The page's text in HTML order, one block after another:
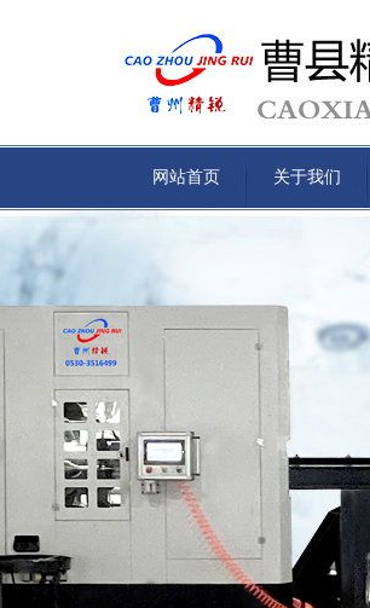
网站首页 关于我们